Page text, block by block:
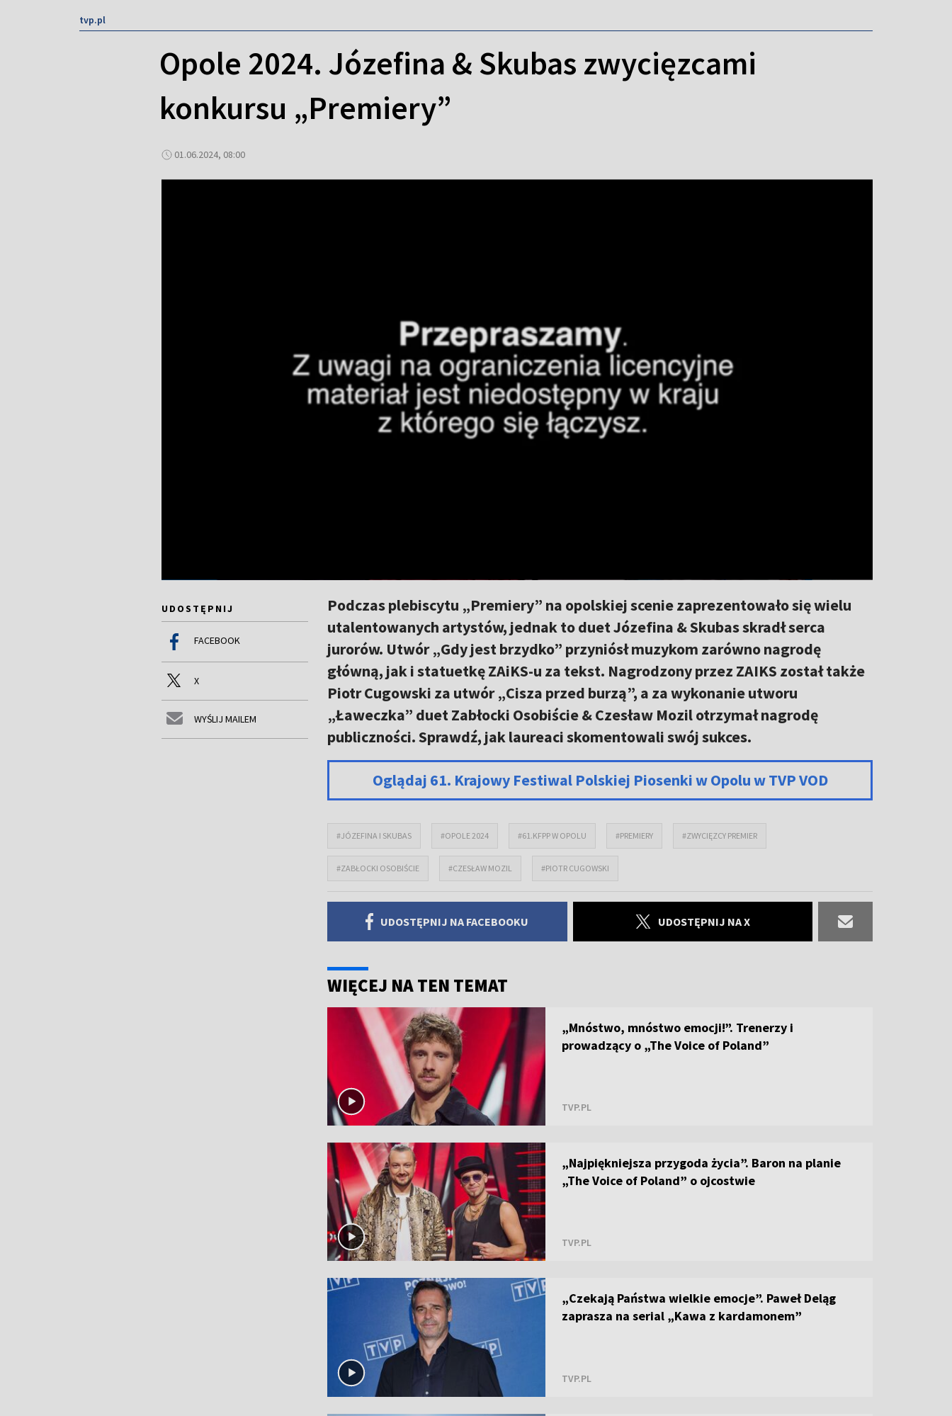
tvp.pl
Opole 2024. Józefina & Skubas zwycięzcami
konkursu „Premiery”
01.06.2024, 08:00
UDOSTĘPNIJ
FACEBOOK
X
WYŚLIJ MAILEM
Podczas plebiscytu „Premiery” na opolskiej scenie zaprezentowało się wielu
utalentowanych artystów, jednak to duet Józefina & Skubas skradł serca
jurorów. Utwór „Gdy jest brzydko” przyniósł muzykom zarówno nagrodę
główną, jak i statuetkę ZAiKS-u za tekst. Nagrodzony przez ZAIKS został także
Piotr Cugowski za utwór „Cisza przed burzą”, a za wykonanie utworu
„Ławeczka” duet Zabłocki Osobiście & Czesław Mozil otrzymał nagrodę
publiczności. Sprawdź, jak laureaci skomentowali swój sukces.
Oglądaj 61. Krajowy Festiwal Polskiej Piosenki w Opolu w TVP VOD
#JÓZEFINA I SKUBAS #OPOLE 2024 #61.KFPP W OPOLU #PREMIERY #ZWYCIĘZCY PREMIER
#ZABŁOCKI OSOBIŚCIE #CZESŁAW MOZIL #PIOTR CUGOWSKI
UDOSTĘPNIJ NA FACEBOOKU UDOSTĘPNIJ NA X
WIĘCEJ NA TEN TEMAT
„Mnóstwo, mnóstwo emocji!”. Trenerzy i
prowadzący o „The Voice of Poland”
TVP.PL
„Najpiękniejsza przygoda życia”. Baron na planie
„The Voice of Poland” o ojcostwie
TVP.PL
„Czekają Państwa wielkie emocje”. Paweł Deląg
zaprasza na serial „Kawa z kardamonem”
TVP.PL